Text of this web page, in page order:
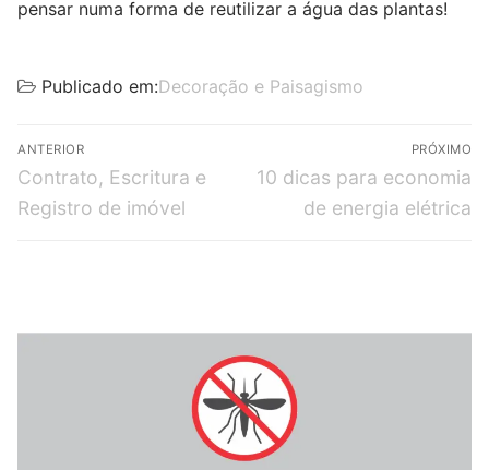
pensar numa forma de reutilizar a água das plantas!
Publicado em:Decoração e Paisagismo
ANTERIOR
Contrato, Escritura e
Registro de imóvel
PRÓXIMO
10 dicas para economia
de energia elétrica